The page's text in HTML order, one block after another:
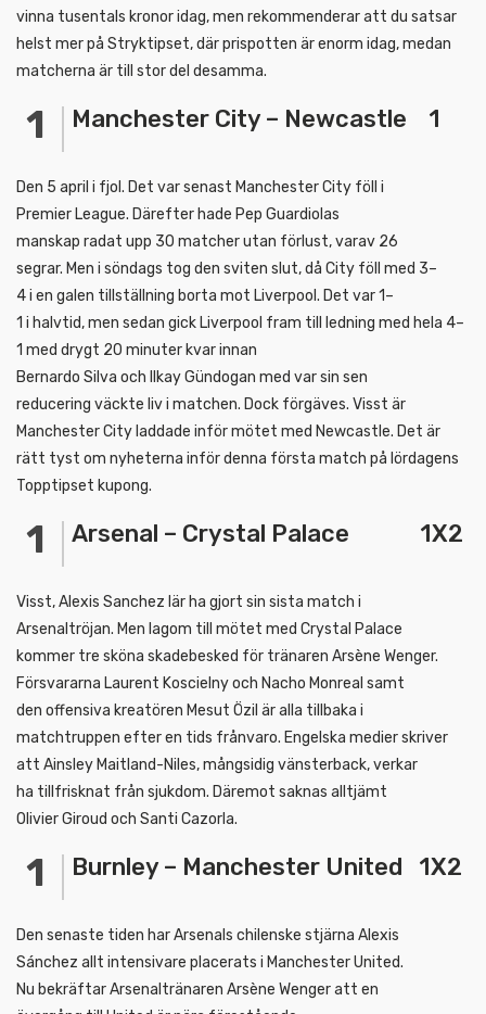
vinna tusentals kronor idag, men rekommenderar att du satsar
helst mer på Stryktipset, där prispotten är enorm idag, medan
matcherna är till stor del desamma.
Manchester City – Newcastle 1
Den 5 april i fjol. Det var senast Manchester City föll i
Premier League. Därefter hade Pep Guardiolas
manskap radat upp 30 matcher utan förlust, varav 26
segrar. Men i söndags tog den sviten slut, då City föll med 3–
4 i en galen tillställning borta mot Liverpool. Det var 1–
1 i halvtid, men sedan gick Liverpool fram till ledning med hela 4–
1 med drygt 20 minuter kvar innan
Bernardo Silva och Ilkay Gündogan med var sin sen
reducering väckte liv i matchen. Dock förgäves. Visst är
Manchester City laddade inför mötet med Newcastle. Det är
rätt tyst om nyheterna inför denna första match på lördagens
Topptipset kupong.
Arsenal – Crystal Palace 1X2
Visst, Alexis Sanchez lär ha gjort sin sista match i
Arsenaltröjan. Men lagom till mötet med Crystal Palace
kommer tre sköna skadebesked för tränaren Arsène Wenger.
Försvararna Laurent Koscielny och Nacho Monreal samt
den offensiva kreatören Mesut Özil är alla tillbaka i
matchtruppen efter en tids frånvaro. Engelska medier skriver
att Ainsley Maitland-Niles, mångsidig vänsterback, verkar
ha tillfrisknat från sjukdom. Däremot saknas alltjämt
Olivier Giroud och Santi Cazorla.
Burnley – Manchester United 1X2
Den senaste tiden har Arsenals chilenske stjärna Alexis
Sánchez allt intensivare placerats i Manchester United.
Nu bekräftar Arsenaltränaren Arsène Wenger att en